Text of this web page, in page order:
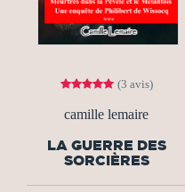
(3 avis)
camille lemaire
LA GUERRE DES
SORCIÈRES